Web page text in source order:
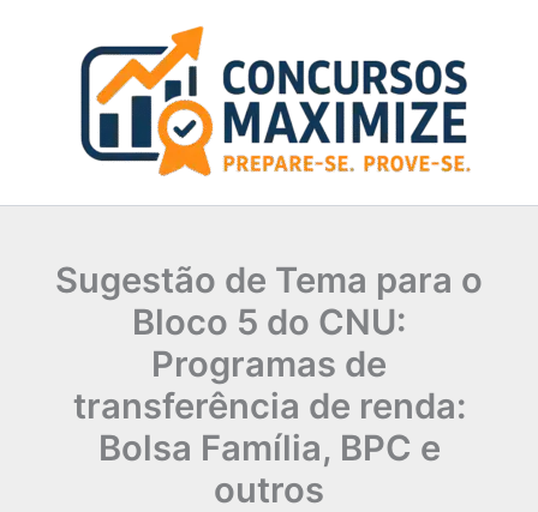
Sugestão de Tema para o
Bloco 5 do CNU:
Programas de
transferência de renda:
Bolsa Família, BPC e
outros